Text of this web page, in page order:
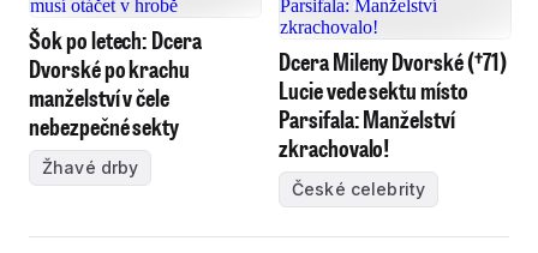
Šok po letech: Dcera
Dvorské po krachu
manželství v čele
nebezpečné sekty
Žhavé drby
Dcera Mileny Dvorské (†71)
Lucie vede sektu místo
Parsifala: Manželství
zkrachovalo!
České celebrity